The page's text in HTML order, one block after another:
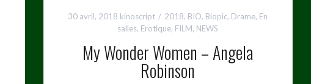
30 avril, 2018 kinoscript 2018, BIO, Biopic, Drame, En
salles, Erotique, FILM, NEWS
My Wonder Women – Angela
Robinson